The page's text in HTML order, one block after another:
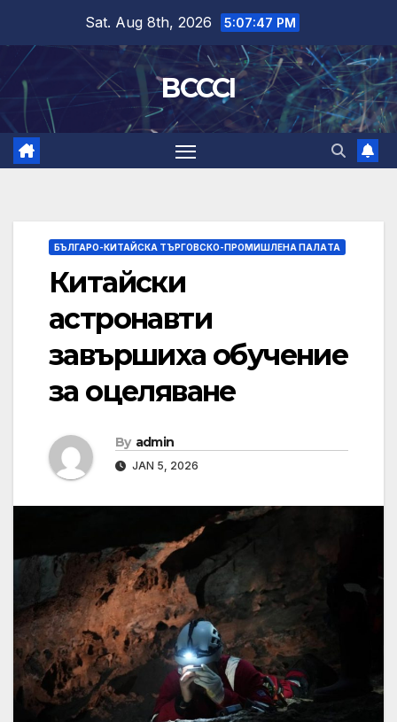
content
Sat. Aug 8th, 2026 5:07:48 PM
BCCCI
БЪЛГАРО-КИТАЙСКА ТЪРГОВСКО-ПРОМИШЛЕНА ПАЛAТА
Китайски
астронавти
завършиха обучение
за оцеляване
By admin
JAN 5, 2026